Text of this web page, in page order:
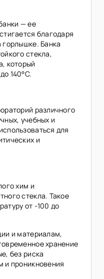
— ее
благодаря
горлышке. Банка
стекла,
который
140°C.
различного
учебных и
для
и
хим и
стекла. Такое
от -100 до
и материалам,
хранение
без риска
и проникновения